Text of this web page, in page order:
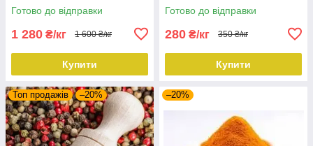
Готово до відправки
1 280 ₴/кг 1 600 ₴/кг
Купити
Готово до відправки
280 ₴/кг 350 ₴/кг
Купити
Топ продажів –20% –20%